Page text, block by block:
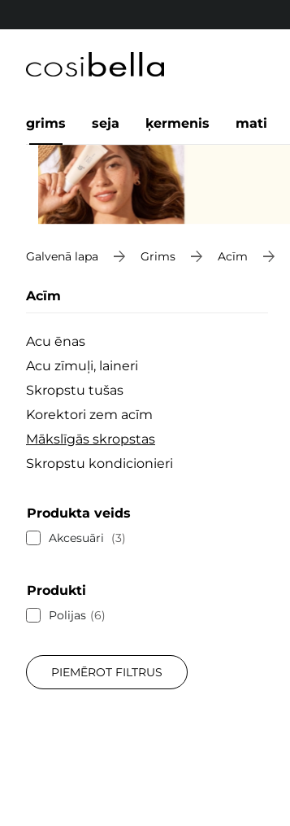
grims seja ķermenis mati
Galvenā lapa Grims Acīm
Acīm
Acu ēnas
Acu zīmuļi, laineri
Skropstu tušas
Korektori zem acīm
Mākslīgās skropstas
Skropstu kondicionieri
Produkta veids
Akcesuāri 3
Produkti
Polijas 6
PIEMĒROT FILTRUS